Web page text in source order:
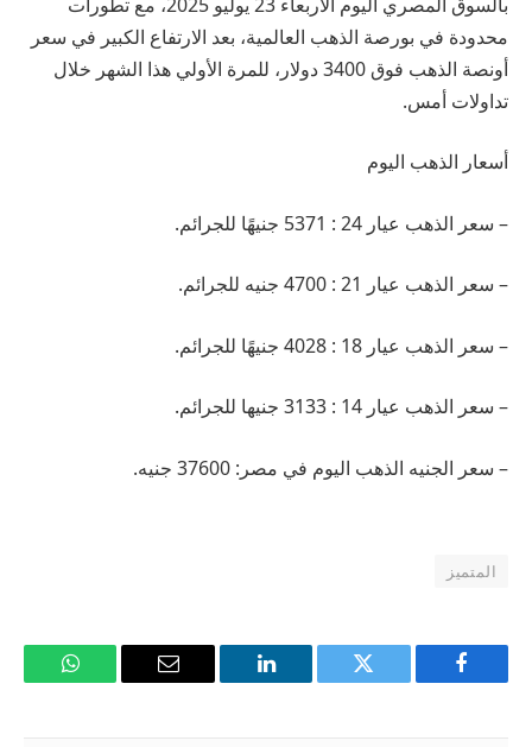
محدودة في بورصة الذهب العالمية، بعد الارتفاع الكبير في سعر
أونصة الذهب فوق 3400 دولار، للمرة الأولي هذا الشهر خلال
تداولات أمس.
أسعار الذهب اليوم
– سعر الذهب عيار 24 : 5371 جنيهًا للجرائم.
– سعر الذهب عيار 21 : 4700 جنيه للجرائم.
– سعر الذهب عيار 18 : 4028 جنيهًا للجرائم.
– سعر الذهب عيار 14 : 3133 جنيها للجرائم.
– سعر الجنيه الذهب اليوم في مصر: 37600 جنيه.
المتميز
فيسبوك تويتر لينكدإن
البريد
واتساب